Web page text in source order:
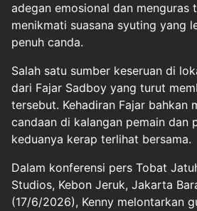
adegan emosional dan menguras
menikmati suasana syuting yang
penuh canda.
Salah satu sumber keseruan di
dari Fajar Sadboy yang turut
tersebut. Kehadiran Fajar bahkan
candaan di kalangan pemain dan
keduanya kerap terlihat bersama.
Dalam konferensi pers Tobat
Studios, Kebon Jeruk, Jakarta
(17/6/2026), Kenny melontarkan